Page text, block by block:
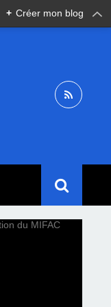
+ Créer mon blog